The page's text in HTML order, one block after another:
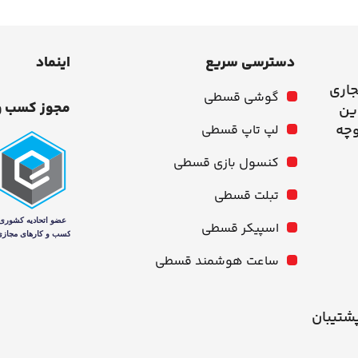
از ۱۰ صبح تا ۹ شب پشتیبان
دسترسی سریع
گوشی قسطی
لپ تاپ قسطی
کنسول بازی قسطی
تبلت قسطی
اسپیکر قسطی
ساعت هوشمند قسطی
اینماد
مجوز کسب